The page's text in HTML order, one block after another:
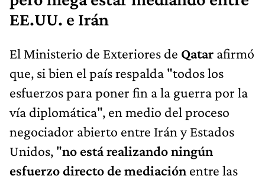
EE.UU. e Irán
El Ministerio de Exteriores de Qatar afirmó
que, si bien el país respalda "todos los
esfuerzos para poner fin a la guerra por la
vía diplomática", en medio del proceso
negociador abierto entre Irán y Estados
Unidos, "no está realizando ningún
esfuerzo directo de mediación entre las